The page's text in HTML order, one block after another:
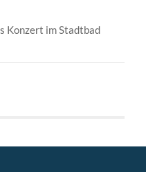
Konzert im Stadtbad